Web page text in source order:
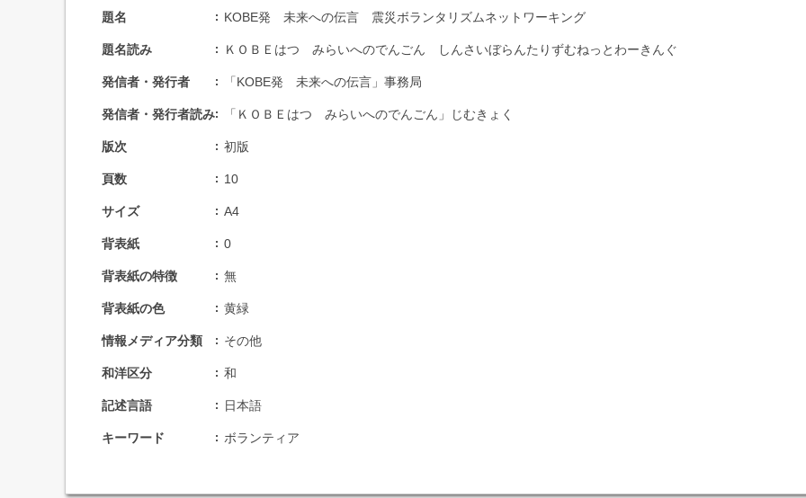
題名 KOBE発 未来への伝言 震災ボランタリズムネットワーキング
題名読み ＫＯＢＥはつ みらいへのでんごん しんさいぼらんたりずむねっとわーきんぐ
発信者・発行者 「KOBE発 未来への伝言」事務局
発信者・発行者読み 「ＫＯＢＥはつ みらいへのでんごん」じむきょく
版次 初版
頁数 10
サイズ A4
背表紙 0
背表紙の特徴 無
背表紙の色 黄緑
情報メディア分類 その他
和洋区分 和
記述言語 日本語
キーワード ボランティア